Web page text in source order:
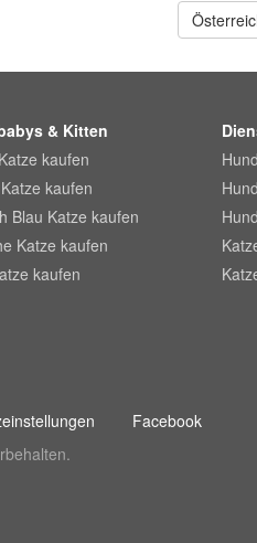
& Kitten
kaufen
kaufen
Blau Katze kaufen
Katze kaufen
kaufen
Facebook